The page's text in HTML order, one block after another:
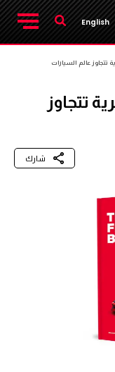
English
تتجاوز عالم السيارات
تتجاوز
شارك